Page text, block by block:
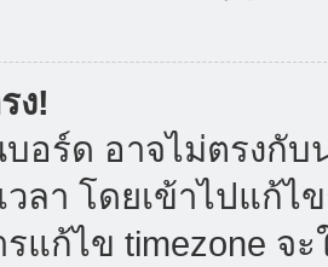
ง!
อร์ด อาจไม่ตรงกั
วลา โดยเข้าไปแก้
แก้ไข timezone จ